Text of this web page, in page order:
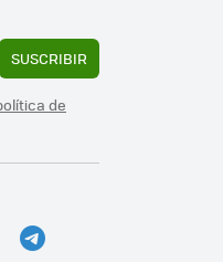
SUSCRIBIR
de